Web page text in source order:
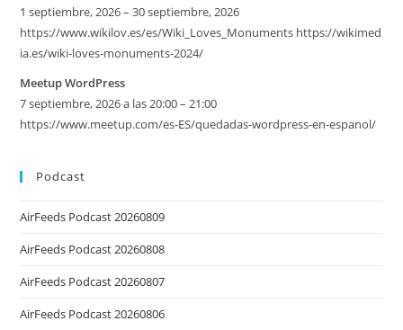
1 septiembre, 2026 – 30 septiembre, 2026
https://www.wikilov.es/es/Wiki_Loves_Monuments https://wikimed
ia.es/wiki-loves-monuments-2024/
Meetup WordPress
7 septiembre, 2026 a las 20:00 – 21:00
https://www.meetup.com/es-ES/quedadas-wordpress-en-espanol/
Podcast
AirFeeds Podcast 20260809
AirFeeds Podcast 20260808
AirFeeds Podcast 20260807
AirFeeds Podcast 20260806